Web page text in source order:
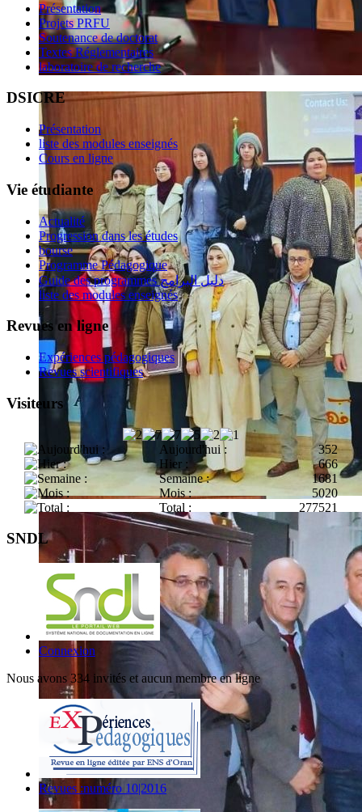
Présentation
Projets PRFU
Soutenance de doctorat
Textes Réglementaires
laboratoire de recherche
DSICRE
Présentation
liste des modules enseignés
Cours en ligne
Vie étudiante
Actualité
Progression dans les études
bourse
Programme Pédagogique
Guide des programmes دليل البرامج
liste des modules enseignés
Revues en ligne
Expériences pédagogiques
Revues scientifiques
Visiteurs
Aujourd'hui :
352
Hier :
666
Semaine :
1681
Mois :
5020
Total :
277521
SNDL
Connexion
Nous avons 334 invités et aucun membre en ligne
Revues :numéro 10|2016